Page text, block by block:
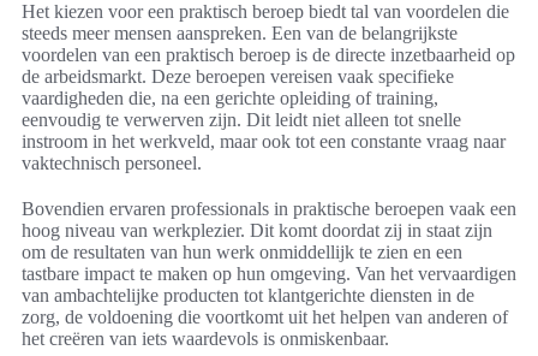
Het kiezen voor een praktisch beroep biedt tal van voordelen die
steeds meer mensen aanspreken. Een van de belangrijkste
voordelen van een praktisch beroep is de directe inzetbaarheid op
de arbeidsmarkt. Deze beroepen vereisen vaak specifieke
vaardigheden die, na een gerichte opleiding of training,
eenvoudig te verwerven zijn. Dit leidt niet alleen tot snelle
instroom in het werkveld, maar ook tot een constante vraag naar
vaktechnisch personeel.
Bovendien ervaren professionals in praktische beroepen vaak een
hoog niveau van werkplezier. Dit komt doordat zij in staat zijn
om de resultaten van hun werk onmiddellijk te zien en een
tastbare impact te maken op hun omgeving. Van het vervaardigen
van ambachtelijke producten tot klantgerichte diensten in de
zorg, de voldoening die voortkomt uit het helpen van anderen of
het creëren van iets waardevols is onmiskenbaar.